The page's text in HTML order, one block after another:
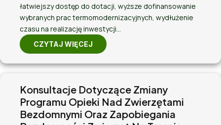
łatwiejszy dostęp do dotacji, wyższe dofinansowanie
wybranych prac termomodernizacyjnych, wydłużenie
czasu na realizację inwestycji…
CZYTAJ WIĘCEJ
Konsultacje Dotyczące Zmiany
Programu Opieki Nad Zwierzętami
Bezdomnymi Oraz Zapobiegania